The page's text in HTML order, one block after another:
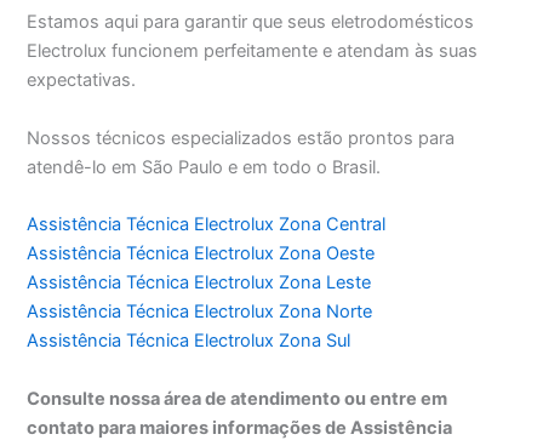
Estamos aqui para garantir que seus eletrodomésticos
Electrolux funcionem perfeitamente e atendam às suas
expectativas.
Nossos técnicos especializados estão prontos para
atendê-lo em São Paulo e em todo o Brasil.
Assistência Técnica Electrolux Zona Central
Assistência Técnica Electrolux Zona Oeste
Assistência Técnica Electrolux Zona Leste
Assistência Técnica Electrolux Zona Norte
Assistência Técnica Electrolux Zona Sul
Consulte nossa área de atendimento ou entre em
contato para maiores informações de Assistência